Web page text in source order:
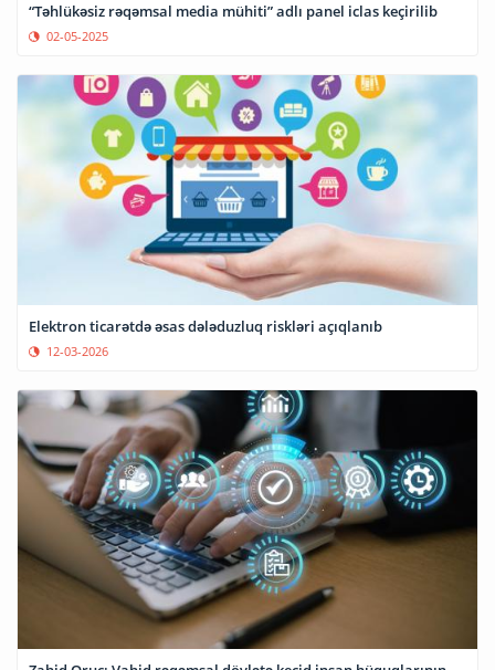
“Təhlükəsiz rəqəmsal media mühiti” adlı panel iclas keçirilib
02-05-2025
Elektron ticarətdə əsas dələduzluq riskləri açıqlanıb
12-03-2026